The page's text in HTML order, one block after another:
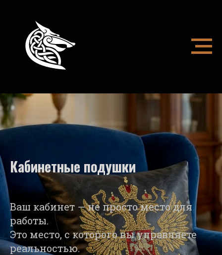
Кабинетные подушки
Ваш кабинет — не просто место для
работы.
Это место, с которого вы управляете
реальностью.